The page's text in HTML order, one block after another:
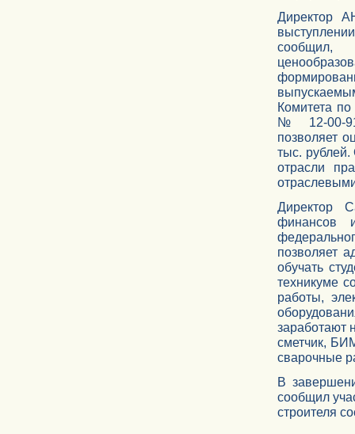
Директор
сообщил,
Комитета по
№ 12-00-
позволяет
тыс. рублей.
отрасли
Директор
финансов
позволяет
обучать
техникуме
работы,
заработают
сметчик,
сварочные
В
сообщил
строителя